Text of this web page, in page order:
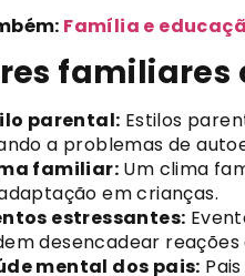
Família e
parental: Estilos
a problemas de
familiar: Um clima
em crianças.
estressantes:
desencadear
mental dos pais: